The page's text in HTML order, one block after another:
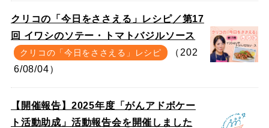
クリコの「今日をささえる」レシピ／第17
回 イワシのソテー・トマトバジルソース
クリコの「今日をささえる」レシピ
（202
6/08/04）
【開催報告】2025年度「がんアドボケー
ト活動助成」活動報告会を開催しました